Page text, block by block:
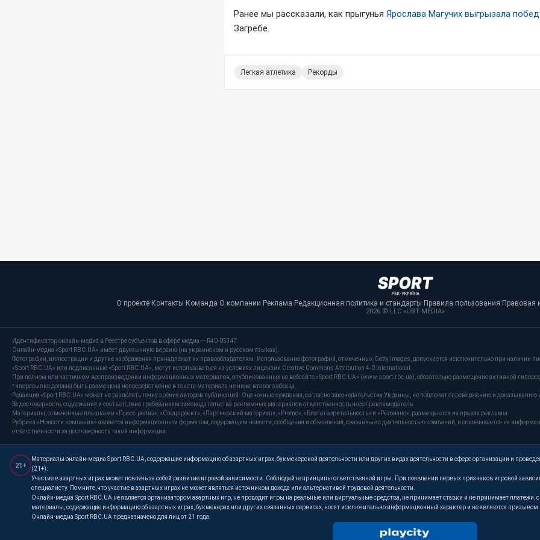
Ранее мы рассказали, как прыгунья Ярослава Магучих выгрызала
Загребе.
Легкая атлетика Рекорды
О проекте· Контакты· Команда·О компании· Реклама· Редакционная политика и стандарты· Правила пользования· Правовая
2026 © LLC «UBT MEDIA»
Идентификатор онлайн-медиа в Реестре субъектов в сфере медиа — R40-05347
Онлайн-медиа «Sport RBC.UA» имеет двуязычную версию (на украинском и русском языках).
Фотографии, иллюстрации и другие изображения принадлежат их правообладателям. Использование фотографий, отмеченных Getty Images, допускается исключительно при наличии
«Sport RBC.UA» или подписанные «Sport RBC.UA», могут использоваться на условиях лицензии Creative Commons Attribution 4.0 International.
При полном или частичном воспроизведении информационных материалов, опубликованных на вебсайте «Sport RBC.UA» (www.sport.rbc.ua), обязательно размещение активной
гиперссылка должна быть размещена непосредственно в тексте материала не ниже второго абзаца.
Редакция «Sport RBC.UA» может не разделять точку зрения авторов публикаций. Оценочные суждения, согласно законодательству Украины, не подлежат опровержению и доказыванию
За достоверность, содержание и соответствие требованиям законодательства рекламных материалов ответственность несет рекламодатель.
Материалы, отмеченные плашками «Пресс-релиз», «Спецпроект», «Партнерский материал», «Promo», «Благотворительность» и «Резонанс», размещаются на правах рекламы.
Рубрика «Новости компании» является информационным форматом, содержащим новости, сообщения и объявления, связанные с деятельностью компаний, и основывается на
ответственности за достоверность такой информации.
21+
Материалы онлайн-медиа Sport RBC.UA, содержащие информацию об азартных играх, букмекерской деятельности или других видах деятельности в сфере организации и
(21+).
Участие в азартных играх может повлечь за собой развитие игровой зависимости. Соблюдайте принципы ответственной игры. При появлении первых признаков игровой
специалисту. Помните, что участие в азартных играх не может являться источником дохода или альтернативой трудовой деятельности.
Онлайн-медиа Sport RBC.UA не является организатором азартных игр, не проводит игры на реальные или виртуальные средства, не принимает ставки и не принимает
материалы, содержащие информацию об азартных играх, букмекерах или других связанных сервисах, носят исключительно информационный характер и не являются призывом
Онлайн-медиа Sport RBC.UA предназначено для лиц от 21 года.